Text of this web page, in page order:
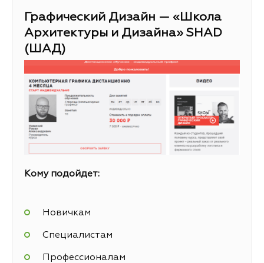
Графический Дизайн — «Школа
Архитектуры и Дизайна» SHAD
(ШАД)
Кому подойдет:
Новичкам
Специалистам
Профессионалам